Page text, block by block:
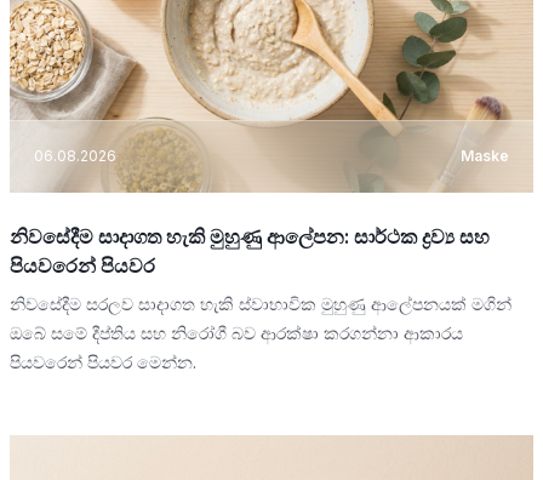
06.08.2026 Maske
නිවසේදීම සාදාගත හැකි මුහුණු ආලේපන: සාර්ථක ද්‍රව්‍ය සහ
පියවරෙන් පියවර
නිවසේදීම සරලව සාදාගත හැකි ස්වාභාවික මුහුණු ආලේපනයක් මගින්
ඔබේ සමේ දීප්තිය සහ නිරෝගී බව ආරක්ෂා කරගන්නා ආකාරය
පියවරෙන් පියවර මෙන්න.